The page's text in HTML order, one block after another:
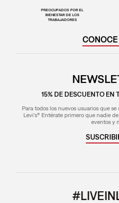
PREOCUPADOS POR EL
BIENESTAR DE LOS
TRABAJADORES
CONOCE
15% DE DESCUENTO EN
Para todos los nuevos usuarios que
Levi's® Entérate primero que nadie
eventos y